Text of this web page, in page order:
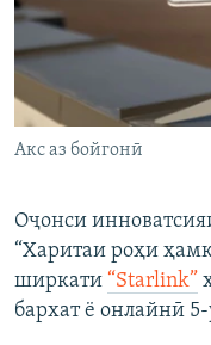
Акс аз бойгонӣ
Оҷонси
“Харитаи роҳи
ширкати “Starlink”
бархат ё онлайнӣ